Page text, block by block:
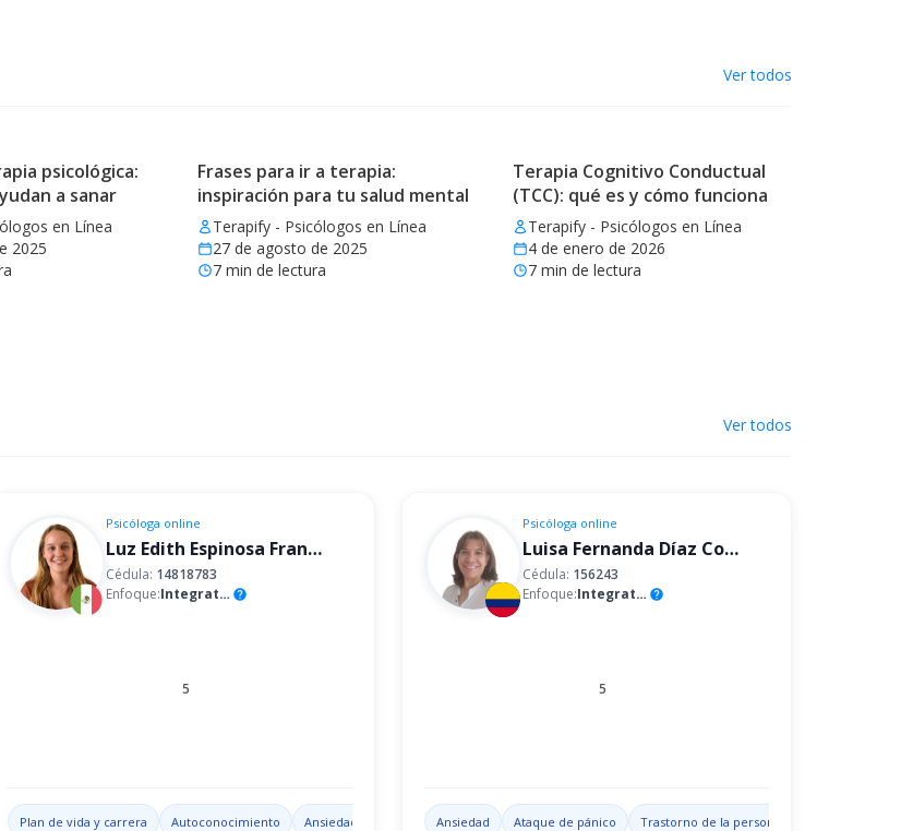
Ver todos
psicológica:
a sanar
en Línea
2025
Frases para ir a terapia:
inspiración para tu salud mental
Terapify - Psicólogos en Línea
27 de agosto de 2025
7 min de lectura
Terapia Cognitivo Conductual
(TCC): qué es y cómo funciona
Terapify - Psicólogos en Línea
4 de enero de 2026
7min de lectura
Ver todos
de pareja
Psicóloga online
Luz Edith Espinosa Franco
Cédula: 14818783
Enfoque:
Integrativo help
5
Plan de vida y carrera Autoconocimiento Ansiedad Habilidades de liderazgo Depresión
Psicóloga online
Luisa Fernanda Díaz Correa
Cédula: 156243
Enfoque:
Integrativo help
5
Ansiedad Ataque de pánico Trastorno de la personalidad